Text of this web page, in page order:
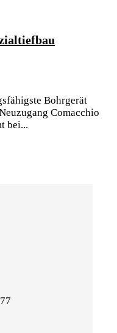
Bohrgerät
Comacchio
bei...